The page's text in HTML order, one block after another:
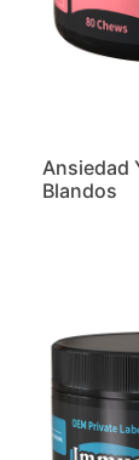
Ansiedad
Blandos